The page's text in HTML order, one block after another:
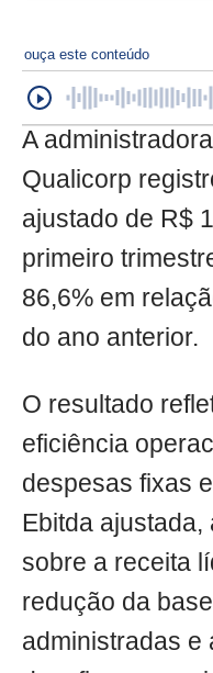
ouça este conteúdo
A
Qualicorp
ajustado de R$
primeiro
86,6% em
do ano anterior.
O resultado
eficiência
despesas fixas
Ebitda
sobre a receita
redução da
administradas e